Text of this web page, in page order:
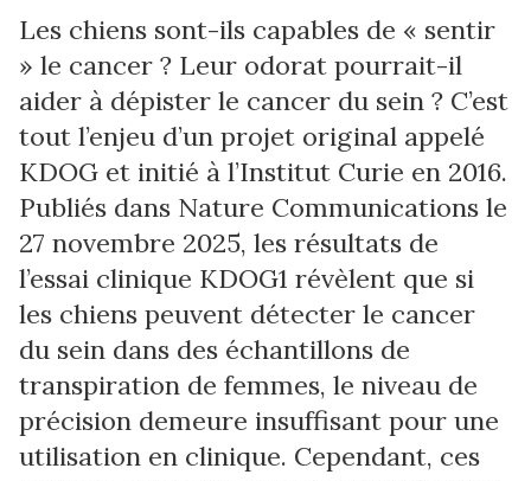
Les chiens sont-ils capables de « sentir
» le cancer ? Leur odorat pourrait-il
aider à dépister le cancer du sein ? C’est
tout l’enjeu d’un projet original appelé
KDOG et initié à l’Institut Curie en 2016.
Publiés dans Nature Communications le
27 novembre 2025, les résultats de
l’essai clinique KDOG1 révèlent que si
les chiens peuvent détecter le cancer
du sein dans des échantillons de
transpiration de femmes, le niveau de
précision demeure insuffisant pour une
utilisation en clinique. Cependant, ces